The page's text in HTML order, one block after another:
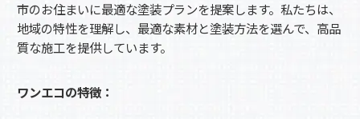
市のお住まいに最適な塗装プランを提案します。私たちは、
地域の特性を理解し、最適な素材と塗装方法を選んで、高品
質な施工を提供しています。
ワンエコの特徴：